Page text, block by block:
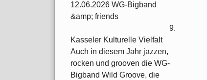
12.06.2026 WG-Bigband
&amp; friends
9.
Kasseler Kulturelle Vielfalt
Auch in diesem Jahr jazzen,
rocken und grooven die WG-
Bigband Wild Groove, die